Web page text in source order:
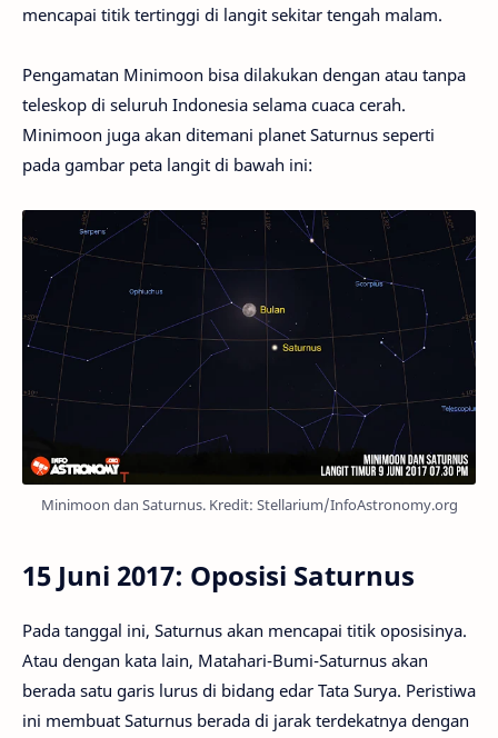
mencapai titik tertinggi di langit sekitar tengah malam.
Pengamatan Minimoon bisa dilakukan dengan atau tanpa
teleskop di seluruh Indonesia selama cuaca cerah.
Minimoon juga akan ditemani planet Saturnus seperti
pada gambar peta langit di bawah ini:
Minimoon dan Saturnus. Kredit: Stellarium/InfoAstronomy.org
15 Juni 2017: Oposisi Saturnus
Pada tanggal ini, Saturnus akan mencapai titik oposisinya.
Atau dengan kata lain, Matahari-Bumi-Saturnus akan
berada satu garis lurus di bidang edar Tata Surya. Peristiwa
ini membuat Saturnus berada di jarak terdekatnya dengan